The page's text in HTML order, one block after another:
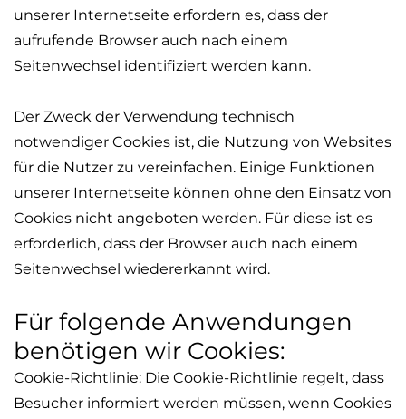
unserer Internetseite erfordern es, dass der
aufrufende Browser auch nach einem
Seitenwechsel identifiziert werden kann.
Der Zweck der Verwendung technisch
notwendiger Cookies ist, die Nutzung von Websites
für die Nutzer zu vereinfachen. Einige Funktionen
unserer Internetseite können ohne den Einsatz von
Cookies nicht angeboten werden. Für diese ist es
erforderlich, dass der Browser auch nach einem
Seitenwechsel wiedererkannt wird.
Für folgende Anwendungen
benötigen wir Cookies:
Cookie-Richtlinie: Die Cookie-Richtlinie regelt, dass
Besucher informiert werden müssen, wenn Cookies